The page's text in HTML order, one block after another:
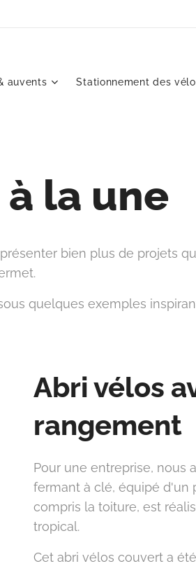
auvents Stationnement des
la une
bien plus de projets
quelques exemples
Abri vélos
rangement
Pour une entreprise, nous
fermant à clé, équipé d'un
compris la toiture, est
tropical.
Cet abri vélos couvert a